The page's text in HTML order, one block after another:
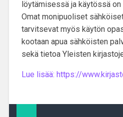
löytämisessä ja käytössä
Omat monipuoliset
tarvitsevat myös käytön
kootaan apua sähköisten
sekä tietoa Yleisten
Lue lisää: https://